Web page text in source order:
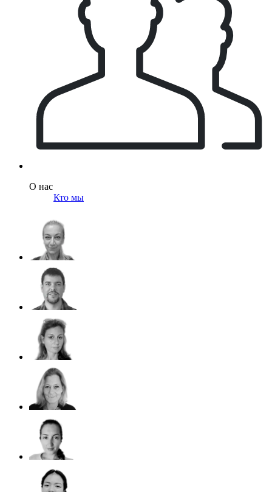
О нас
Кто мы